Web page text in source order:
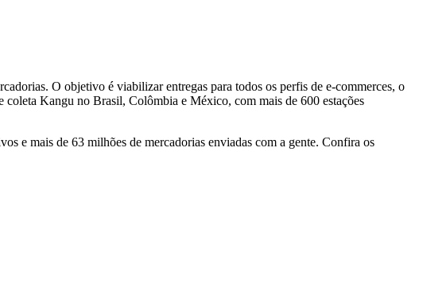
O objetivo é viabilizar entregas para todos os perfis de e-commerces, o
Kangu no Brasil, Colômbia e México, com mais de 600 estações
e mais de 63 milhões de mercadorias enviadas com a gente. Confira os